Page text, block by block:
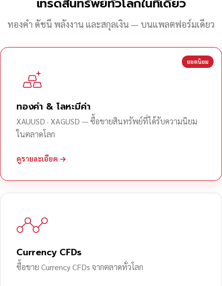
ทองคำ ดัชนี พลังงาน และสกุลเงิน — บนแพลตฟอร์มเดียว
ยอดนิยม
ทองคำ & โลหะมีค่า
XAUUSD · XAGUSD — ซื้อขายสินทรัพย์ที่ได้รับความนิยม
ในตลาดโลก
ดูรายละเอียด →
Currency CFDs
ซื้อขาย Currency CFDs จากตลาดทั่วโลก